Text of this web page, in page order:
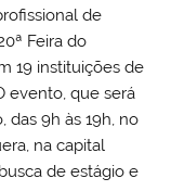
de
Feira do
19 instituições de
evento, que será
das 9h às 19h, no
na capital
de estágio e